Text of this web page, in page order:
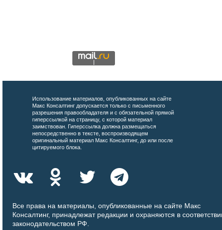
Использование материалов, опубликованных на сайте
Макс Консалтинг допускается только с письменного
разрешения правообладателя и с обязательной прямой
гиперссылкой на страницу, с которой материал
заимствован. Гиперссылка должна размещаться
непосредственно в тексте, воспроизводящем
оригинальный материал Макс Консалтинг, до или после
цитируемого блока.
Все права на материалы, опубликованные на сайте Макс
Консалтинг, принадлежат редакции и охраняются в
законодательством РФ.